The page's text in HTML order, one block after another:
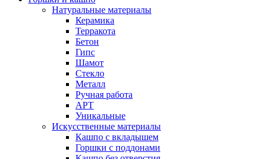
Натуральные материалы
Керамика
Терракота
Бетон
Гипс
Шамот
Стекло
Металл
Ручная работа
АРТ
Уникальные
Искусственные материалы
Кашпо с вкладышем
Горшки с поддонами